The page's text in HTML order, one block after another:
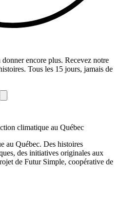
encore plus. Recevez notre
Tous les 15 jours, jamais de
au Québec. Des histoires
des initiatives originales aux
de Futur Simple, coopérative de